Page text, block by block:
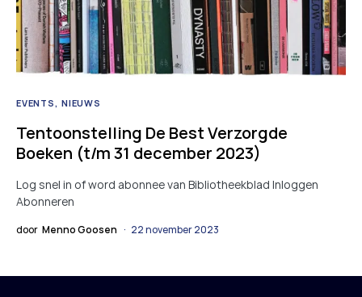
EVENTS NIEUWS
Tentoonstelling De Best Verzorgde
Boeken (t/m 31 december 2023)
Log snel in of word abonnee van Bibliotheekblad Inloggen
Abonneren
door Menno Goosen 22 november 2023